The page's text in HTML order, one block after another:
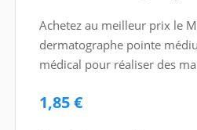
Achetez au meilleur prix le
dermatographe pointe
médical pour réaliser des
1,85 €